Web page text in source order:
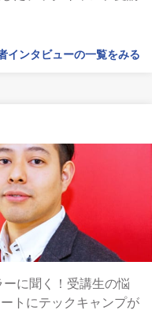
インタビューの一覧をみる
に聞く！受講生の悩
トにテックキャンプが